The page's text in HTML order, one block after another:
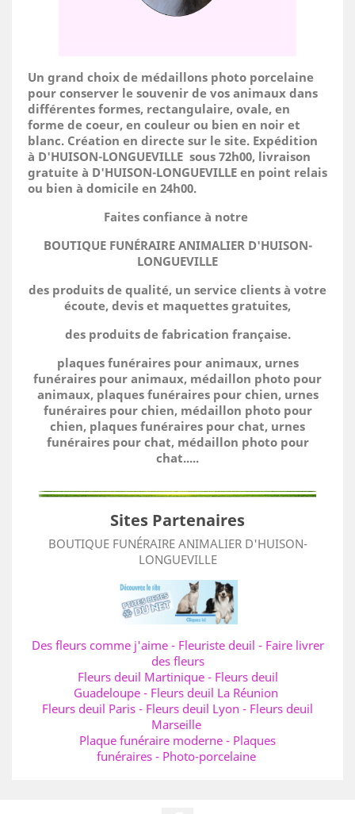
Un grand choix de médaillons photo porcelaine
pour conserver le souvenir de vos animaux dans
différentes formes, rectangulaire, ovale, en
forme de coeur, en couleur ou bien en noir et
blanc. Création en directe sur le site. Expédition
à D'HUISON-LONGUEVILLE sous 72h00, livraison
gratuite à D'HUISON-LONGUEVILLE en point relais
ou bien à domicile en 24h00.
Faites confiance à notre
BOUTIQUE FUNÉRAIRE ANIMALIER D'HUISON-
LONGUEVILLE
des produits de qualité, un service clients à votre
écoute, devis et maquettes gratuites,
des produits de fabrication française.
plaques funéraires pour animaux, urnes
funéraires pour animaux, médaillon photo pour
animaux, plaques funéraires pour chien, urnes
funéraires pour chien, médaillon photo pour
chien, plaques funéraires pour chat, urnes
funéraires pour chat, médaillon photo pour
chat.....
Sites Partenaires
BOUTIQUE FUNÉRAIRE ANIMALIER D'HUISON-
LONGUEVILLE
Des fleurs comme j'aime- Fleuriste deuil - Faire livrer
des fleurs
Fleurs deuil Martinique- Fleurs deuil
Guadeloupe - Fleurs deuil La Réunion
Fleurs deuil Paris - Fleurs deuil Lyon - Fleurs deuil
Marseille
Plaque funéraire moderne - Plaques
funéraires- Photo-porcelaine